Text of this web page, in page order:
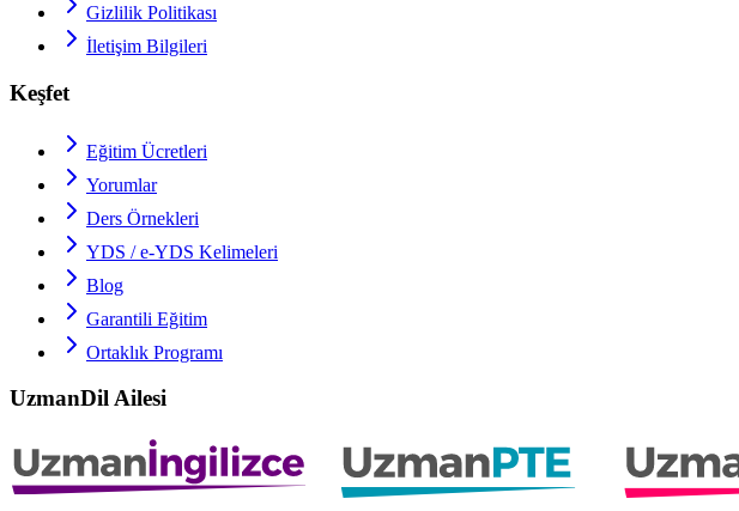
Gizlilik Politikası
İletişim Bilgileri
Keşfet
Eğitim Ücretleri
Yorumlar
Ders Örnekleri
YDS / e-YDS Kelimeleri
Blog
Garantili Eğitim
Ortaklık Programı
UzmanDil Ailesi